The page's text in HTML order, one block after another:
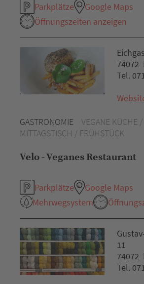
Parkplätze
Google Maps
Öffnungszeiten anzeigen
GASTRONOMIE
VEGANE KÜCHE /
MITTAGSTISCH / FRÜHSTÜCK
Velo - Veganes Restaurant
Parkplätze
Google Maps
Mehrwegsystem
74072
Tel.
11
74072
Tel.